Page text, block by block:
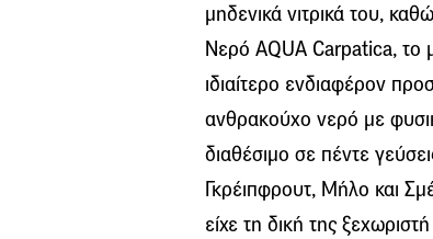
μηδενικά νιτρικά του,
Νερό AQUA Carpatica, το
ιδιαίτερο ενδιαφέρον
ανθρακούχο νερό με
διαθέσιμο σε πέντε
Γκρέιπφρουτ, Μήλο και
είχε τη δική της